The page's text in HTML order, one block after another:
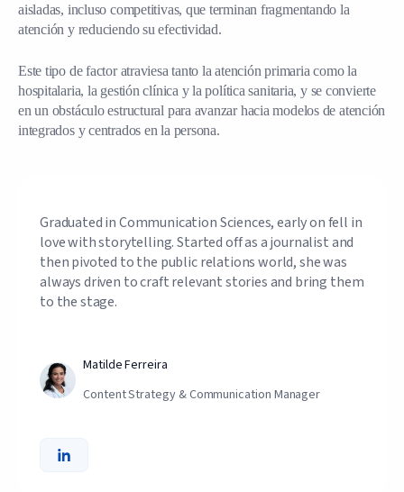
aisladas, incluso competitivas, que terminan fragmentando la
atención y reduciendo su efectividad.
Este tipo de factor atraviesa tanto la atención primaria como la
hospitalaria, la gestión clínica y la política sanitaria, y se convierte
en un obstáculo estructural para avanzar hacia modelos de atención
integrados y centrados en la persona.
Matilde Ferreira
Content Strategy & Communication Manager
Graduated in Communication Sciences, early on fell in
love with storytelling. Started off as a journalist and
then pivoted to the public relations world, she was
always driven to craft relevant stories and bring them
to the stage.